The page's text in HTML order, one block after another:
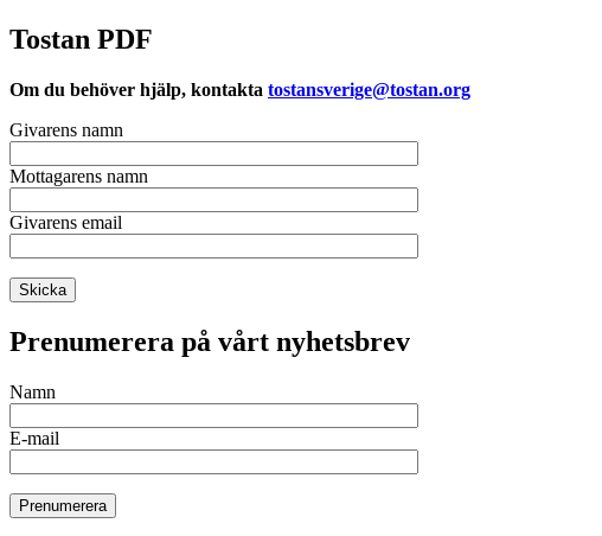
Tostan PDF
Om du behöver hjälp, kontakta tostansverige@tostan.org
Givarens namn
Mottagarens namn
Givarens email
Skicka
Prenumerera på vårt nyhetsbrev
Namn
E-mail
Prenumerera